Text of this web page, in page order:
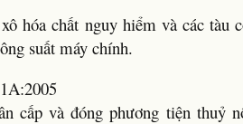
hóa chất nguy hiểm và các tàu
suất máy chính.
cấp và đóng phương tiện thuỷ